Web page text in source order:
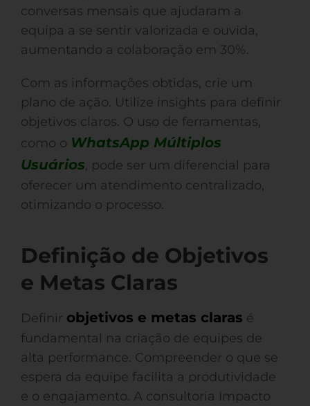
conversas mensais que ajudaram a
equipa a se sentir valorizada e ouvida,
aumentando a colaboração em 30%.
Com as informações obtidas, crie um
plano de ação. Utilize insights para definir
objetivos claros. O uso de ferramentas,
como o WhatsApp Múltiplos
Usuários, pode ser um diferencial para
oferecer um atendimento centralizado,
otimizando o processo.
Definição de Objetivos
e Metas Claras
Definir objetivos e metas claras é
fundamental na criação de equipes de
alta performance. Compreender o que se
espera da equipe facilita a produtividade
e o engajamento. A consultoria Impacto